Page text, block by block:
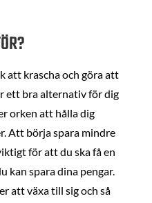
att krascha och göra att
ett bra alternativ för dig
orken att hålla dig
Att börja spara mindre
för att du ska få en
kan spara dina pengar.
att växa till sig och så